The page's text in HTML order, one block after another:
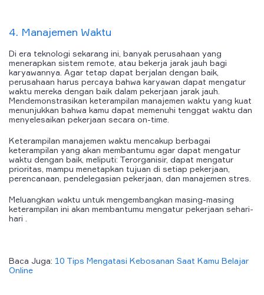
4. Manajemen Waktu
Di era teknologi sekarang ini, banyak perusahaan yang
menerapkan sistem remote, atau bekerja jarak jauh bagi
karyawannya. Agar tetap dapat berjalan dengan baik,
perusahaan harus percaya bahwa karyawan dapat mengatur
waktu mereka dengan baik dalam pekerjaan jarak jauh.
Mendemonstrasikan keterampilan manajemen waktu yang kuat
menunjukkan bahwa kamu dapat memenuhi tenggat waktu dan
menyelesaikan pekerjaan secara on-time.
Keterampilan manajemen waktu mencakup berbagai
keterampilan yang akan membantumu agar dapat mengatur
waktu dengan baik, meliputi: Terorganisir, dapat mengatur
prioritas, mampu menetapkan tujuan di setiap pekerjaan,
perencanaan, pendelegasian pekerjaan, dan manajemen stres.
Meluangkan waktu untuk mengembangkan masing-masing
keterampilan ini akan membantumu mengatur pekerjaan sehari-
hari .
Baca Juga: 10 Tips Mengatasi Kebosanan Saat Kamu Belajar
Online